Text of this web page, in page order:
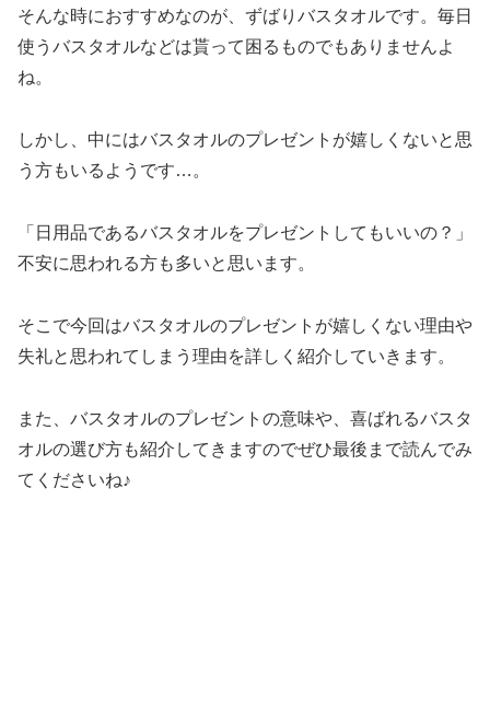
そんな時におすすめなのが、ずばりバスタオルです。毎日
使うバスタオルなどは貰って困るものでもありませんよ
ね。
しかし、中にはバスタオルのプレゼントが嬉しくないと思
う方もいるようです…。
「日用品であるバスタオルをプレゼントしてもいいの？」
不安に思われる方も多いと思います。
そこで今回はバスタオルのプレゼントが嬉しくない理由や
失礼と思われてしまう理由を詳しく紹介していきます。
また、バスタオルのプレゼントの意味や、喜ばれるバスタ
オルの選び方も紹介してきますのでぜひ最後まで読んでみ
てくださいね♪